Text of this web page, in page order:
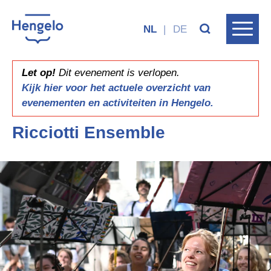
NL | DE
Let op! Dit evenement is verlopen.
Kijk hier voor het actuele overzicht van
evenementen en activiteiten in Hengelo.
Ricciotti Ensemble